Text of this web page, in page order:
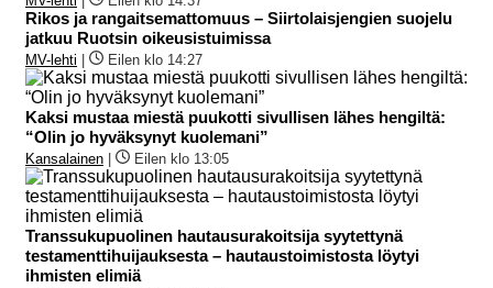
Rikos ja rangaitsemattomuus – Siirtolaisjengien suojelu
jatkuu Ruotsin oikeusistuimissa
MV-lehti Eilen klo 14:27
Kaksi mustaa miestä puukotti sivullisen lähes hengiltä:
“Olin jo hyväksynyt kuolemani”
Kansalainen Eilen klo 13:05
Transsukupuolinen hautausurakoitsija syytettynä
testamenttihuijauksesta – hautaustoimistosta löytyi
ihmisten elimiä